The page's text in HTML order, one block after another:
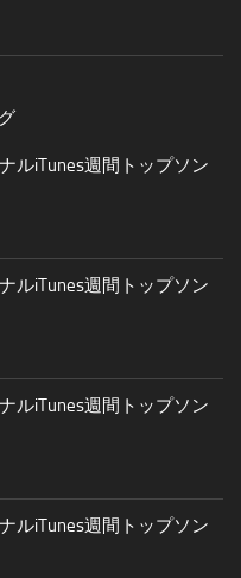
iTunes週間トップソン
iTunes週間トップソン
iTunes週間トップソン
iTunes週間トップソン